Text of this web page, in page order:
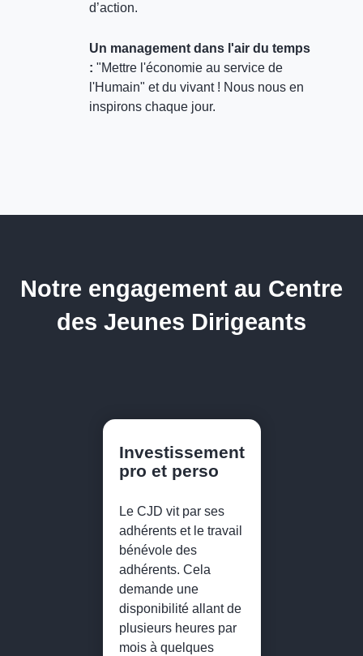
d’action.
Un management dans l'air du temps
: "Mettre l'économie au service de
l'Humain" et du vivant ! Nous nous en
inspirons chaque jour.
Notre engagement au Centre
des Jeunes Dirigeants
Investissement
pro et perso
Le CJD vit par ses
adhérents et le travail
bénévole des
adhérents. Cela
demande une
disponibilité allant de
plusieurs heures par
mois à quelques